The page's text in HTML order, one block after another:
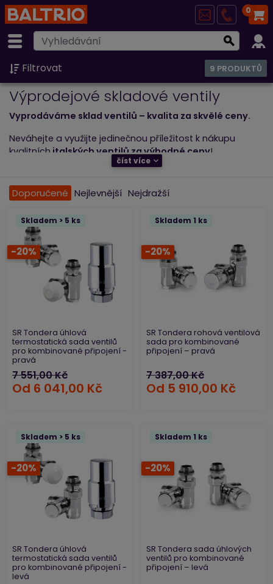
0
Filtrovat 9 PRODUKTŮ
Výprodejové skladové ventily
Vyprodáváme sklad ventilů – kvalita za skvělé ceny.
Neváhejte a využijte jedinečnou příležitost k nákupu
kvalitních italských ventilů za výhodné ceny!
využijte tuto neopakovatelnou šanci!
číst více
Doporučené Nejlevnější Nejdražší
Skladem > 5 ks
SR Tondera úhlová
termostatická sada ventilů
pro kombinované připojení -
pravá
-20%
7 551,00 Kč
Od 6 041,00 Kč
Skladem 1 ks
SR Tondera rohová ventilová
sada pro kombinované
připojení – pravá
-20%
7 387,00 Kč
Od 5 910,00 Kč
Skladem > 5 ks
SR Tondera úhlová
termostatická sada ventilů
pro kombinované připojení -
levá
-20%
Skladem 1 ks
SR Tondera sada úhlových
ventilů pro kombinované
připojení – levá
-20%